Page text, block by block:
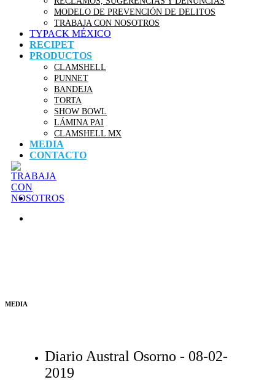
MODELO DE PREVENCIÓN DE DELITOS
TRABAJA CON NOSOTROS
TYPACK MÉXICO
RECIPET
PRODUCTOS
CLAMSHELL
PUNNET
BANDEJA
TORTA
SHOW BOWL
LÁMINA PAI
CLAMSHELL MX
MEDIA
CONTACTO
MEDIA
Diario Austral Osorno - 08-02-
2019